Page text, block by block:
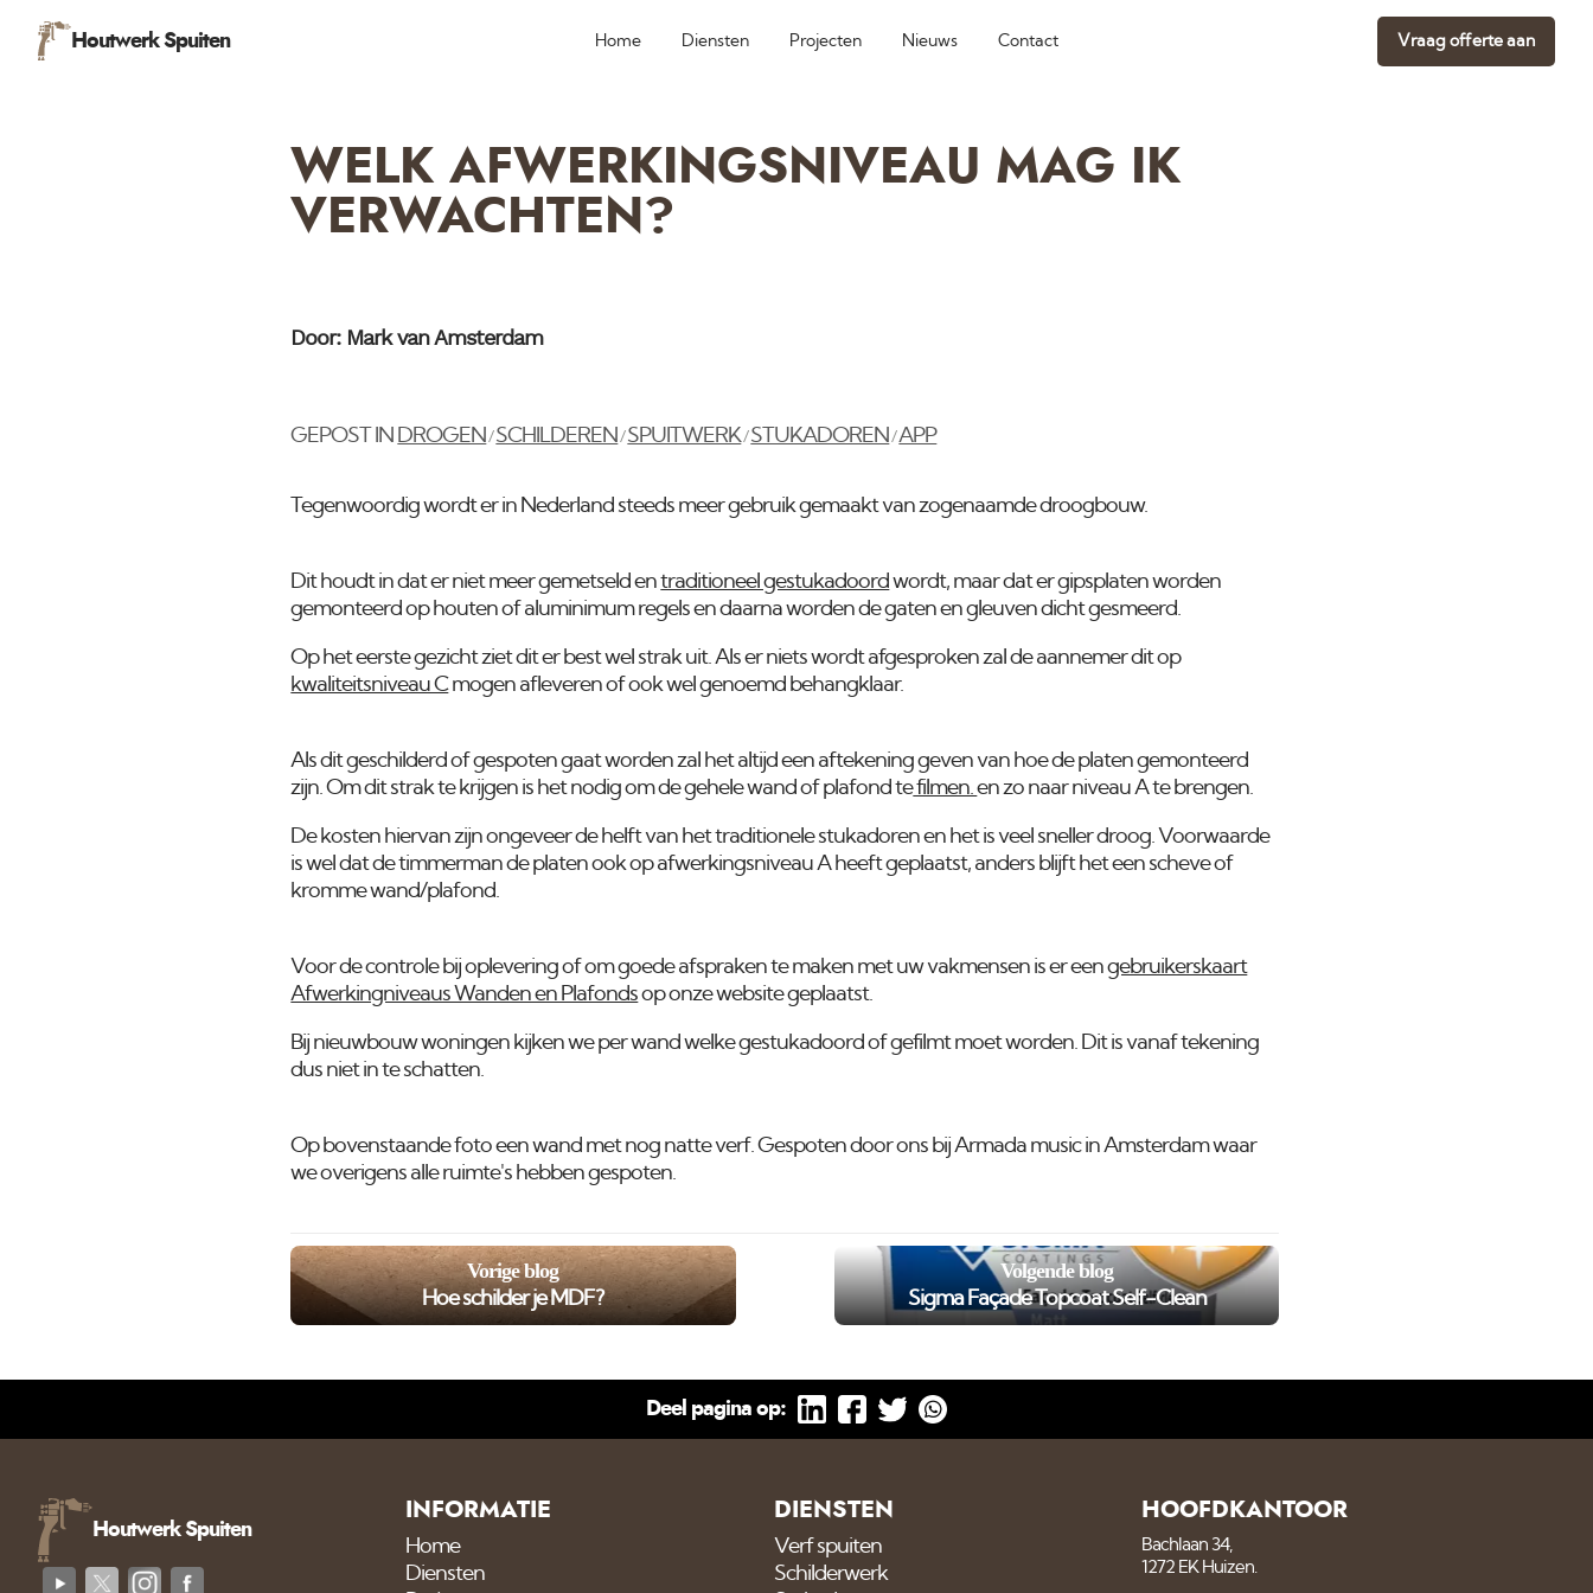
Houtwerk Spuiten Home Diensten Projecten Nieuws Contact Vraag offerte aan
WELK AFWERKINGSNIVEAU MAG IK
VERWACHTEN?
Door: Mark van Amsterdam
GEPOST IN DROGEN /SCHILDEREN /SPUITWERK/STUKADOREN /APP
Tegenwoordig wordt er in Nederland steeds meer gebruik gemaakt van zogenaamde droogbouw.
Dit houdt in dat er niet meer gemetseld entraditioneel gestukadoord wordt, maar dat er gipsplaten worden
gemonteerd op houten of aluminimum regels en daarna worden de gaten en gleuven dicht gesmeerd.
Op het eerste gezicht ziet dit er best wel strak uit. Als er niets wordt afgesproken zal de aannemer dit op
kwaliteitsniveau Cmogen afleveren of ook wel genoemd behangklaar.
Als dit geschilderd of gespoten gaat worden zal het altijd een aftekening geven van hoe de platen gemonteerd
zijn. Om dit strak te krijgen is het nodig om de gehele wand of plafond tefilmen.en zo naar niveau A te brengen.
De kosten hiervan zijn ongeveer de helft van het traditionele stukadoren en het is veel sneller droog. Voorwaarde
is wel dat de timmerman de platen ook op afwerkingsniveau A heeft geplaatst, anders blijft het een scheve of
kromme wand/plafond.
Voor de controle bij oplevering of om goede afspraken te maken met uw vakmensen is er eengebruikerskaart
Afwerkingniveaus Wanden en Plafondsop onze website geplaatst.
Bij nieuwbouw woningen kijken we per wand welke gestukadoord of gefilmt moet worden. Dit is vanaf tekening
dus niet in te schatten.
Op bovenstaande foto een wand met nog natte verf. Gespoten door ons bij Armada music in Amsterdam waar
we overigens alle ruimte's hebben gespoten.
Vorige blog
Hoe schilder je MDF?
Volgende blog
Sigma Façade Topcoat Self-Clean
Deel pagina op:
Houtwerk Spuiten
INFORMATIE
Home
Diensten
DIENSTEN
Verf spuiten
Schilderwerk
HOOFDKANTOOR
Bachlaan 34,
1272 EK Huizen.